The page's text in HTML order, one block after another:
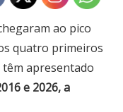
ao pico
quatro primeiros
apresentado
e 2026, a